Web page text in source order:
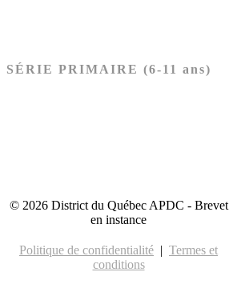
SÉRIE PRIMAIRE (6-11 ans)
© 2026 District du Québec APDC - Brevet
en instance
Politique de confidentialité | Termes et
conditions